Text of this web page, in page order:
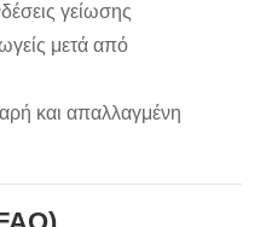
γείωσης
μετά από
και απαλλαγμένη